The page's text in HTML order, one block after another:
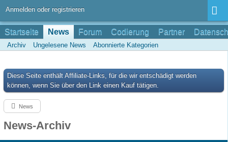
Anmelden oder registrieren
Startseite News Forum Codierung Partner
Archiv Ungelesene News Abonnierte Kategorien
Diese Seite enthält Affiliate-Links, für die wir entschädigt werden
können, wenn Sie über den Link einen Kauf tätigen.
News
News-Archiv